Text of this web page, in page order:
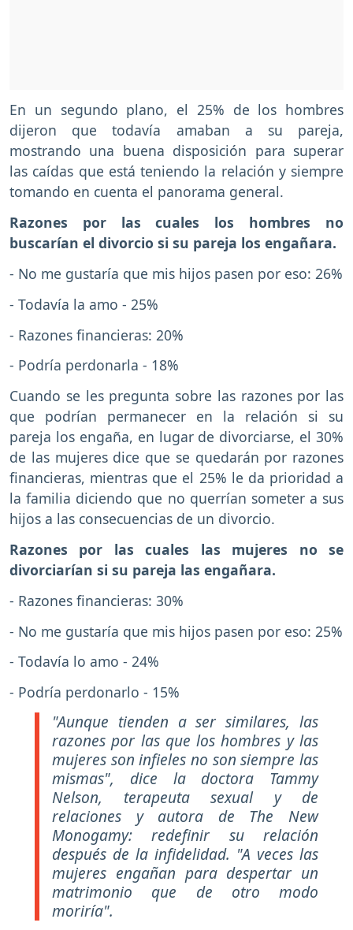
En un segundo plano, el 25% de los hombres
dijeron que todavía amaban a su pareja,
mostrando una buena disposición para superar
las caídas que está teniendo la relación y siempre
tomando en cuenta el panorama general.
Razones por las cuales los hombres no
buscarían el divorcio si su pareja los engañara.
- No me gustaría que mis hijos pasen por eso: 26%
- Todavía la amo - 25%
- Razones financieras: 20%
- Podría perdonarla - 18%
Cuando se les pregunta sobre las razones por las
que podrían permanecer en la relación si su
pareja los engaña, en lugar de divorciarse, el 30%
de las mujeres dice que se quedarán por razones
financieras, mientras que el 25% le da prioridad a
la familia diciendo que no querrían someter a sus
hijos a las consecuencias de un divorcio.
Razones por las cuales las mujeres no se
divorciarían si su pareja las engañara.
- Razones financieras: 30%
- No me gustaría que mis hijos pasen por eso: 25%
- Todavía lo amo - 24%
- Podría perdonarlo - 15%
"Aunque tienden a ser similares, las
razones por las que los hombres y las
mujeres son infieles no son siempre las
mismas", dice la doctora Tammy
Nelson, terapeuta sexual y de
relaciones y autora de The New
Monogamy: redefinir su relación
después de la infidelidad. "A veces las
mujeres engañan para despertar un
matrimonio que de otro modo
moriría".